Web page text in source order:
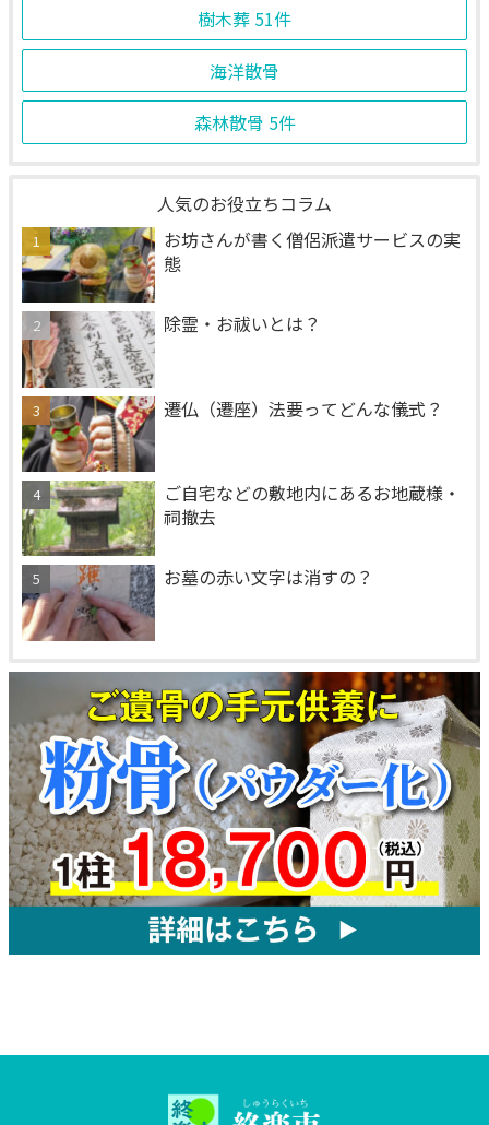
樹木葬 51件
海洋散骨
森林散骨 5件
人気のお役立ちコラム
お坊さんが書く僧侶派遣サービスの実
態
除霊・お祓いとは？
遷仏（遷座）法要ってどんな儀式？
ご自宅などの敷地内にあるお地蔵様・
祠撤去
お墓の赤い文字は消すの？